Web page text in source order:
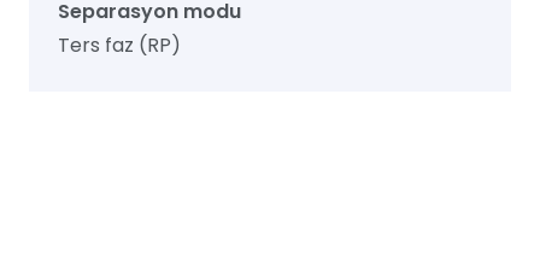
Separasyon modu
Ters faz (RP)